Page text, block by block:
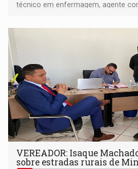
técnico em enfermagem, agente
VEREADOR: Isaque
sobre estradas rurais de